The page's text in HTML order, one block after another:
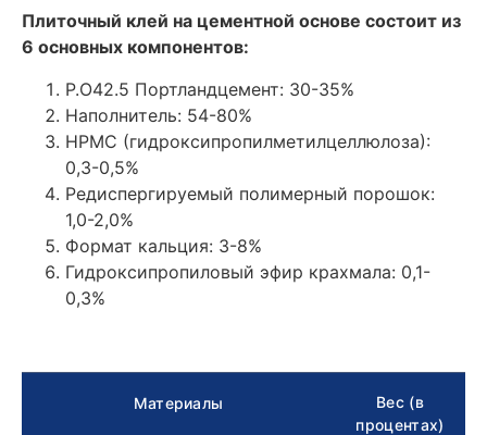
Плиточный клей на цементной основе состоит из
6 основных компонентов:
P.O42.5 Портландцемент: 30-35%
Наполнитель: 54-80%
HPMC (гидроксипропилметилцеллюлоза):
0,3-0,5%
Редиспергируемый полимерный порошок:
1,0-2,0%
Формат кальция: 3-8%
Гидроксипропиловый эфир крахмала: 0,1-
0,3%
Материалы
Вес (в
процентах)